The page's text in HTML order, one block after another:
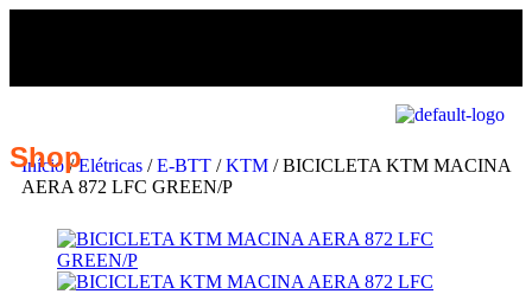
Shop
Início /Elétricas /E-BTT /KTM / BICICLETA KTM MACINA
AERA 872 LFC GREEN/P